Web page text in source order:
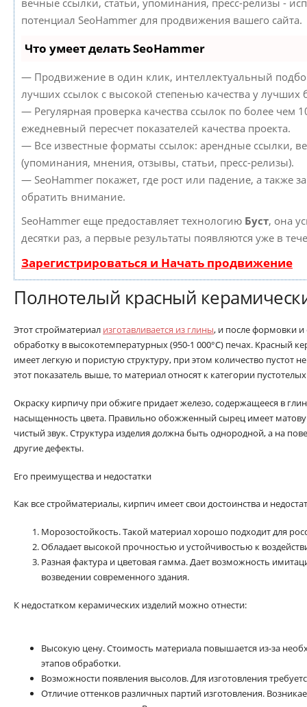
вечные ссылки, статьи, упоминания, пресс-релизы -
потенциал SeoHammer для продвижения вашего сайта.
Что умеет делать SeoHammer
— Продвижение в один клик, интеллектуальный
лучших ссылок с высокой степенью качества у лучших
— Регулярная проверка качества ссылок по более чем
ежедневный пересчет показателей качества проекта.
— Все известные форматы ссылок: арендные ссылки,
(упоминания, мнения, отзывы, статьи, пресс-релизы).
— SeoHammer покажет, где рост или падение, а также
обратить внимание.
SeoHammer еще предоставляет технологию Буст, она
десятки раз, а первые результаты появляются уже в
Зарегистрироваться и Начать продвижение
Полнотелый красный
Этот стройматериал изготавливается из глины, и после формовки
обработку в высокотемпературных (950-1 000°С) печах. Красный
имеет легкую и пористую структуру, при этом количество пустот
этот показатель выше, то материал относят к категории
Окраску кирпичу при обжиге придает железо, содержащееся в
насыщенность цвета. Правильно обожженный сырец имеет
чистый звук. Структура изделия должна быть однородной, а на
другие дефекты.
Его преимущества и недостатки
Как все стройматериалы, кирпич имеет свои достоинства и
Морозостойкость. Такой материал хорошо подходит для
Обладает высокой прочностью и устойчивостью к
Разная фактура и цветовая гамма. Дает возможность
возведении современного здания.
К недостатком керамических изделий можно отнести:
Высокую цену. Стоимость материала повышается из-за
этапов обработки.
Возможности появления высолов. Для изготовления
Отличие оттенков различных партий изготовления.